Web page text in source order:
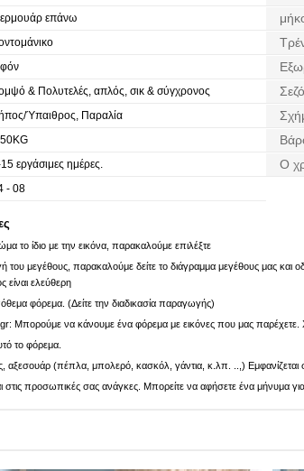
επάνω
& Πολυτελές, απλός, σικ & σύγχρονος
Ύπαιθρος, Παραλία
εργάσιμες ημέρες. Ο
- 08
το ίδιο με την εικόνα, παρακαλούμε επιλέξτε
μεγέθους, παρακαλούμε δείτε το διάγραμμα μεγέθους μας και
είναι ελεύθερη
φόρεμα. (Δείτε την διαδικασία παραγωγής)
Μπορούμε να κάνουμε ένα φόρεμα με εικόνες που μας παρέχετε.
το φόρεμα.
αξεσουάρ (πέπλα, μπολερό, κασκόλ, γάντια, κ.λπ. ..,) Εμφανίζεται
προσωπικές σας ανάγκες. Μπορείτε να αφήσετε ένα μήνυμα